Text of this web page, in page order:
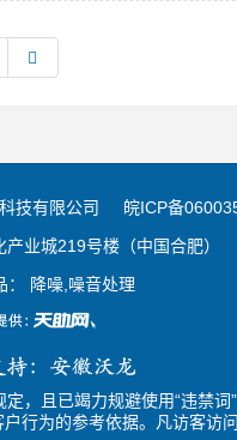
技有限公司
皖ICP备
业城219号楼（中国合肥）
： 降噪,噪音处理
，且已竭力规避使用“违禁
行为的参考依据。凡访客访